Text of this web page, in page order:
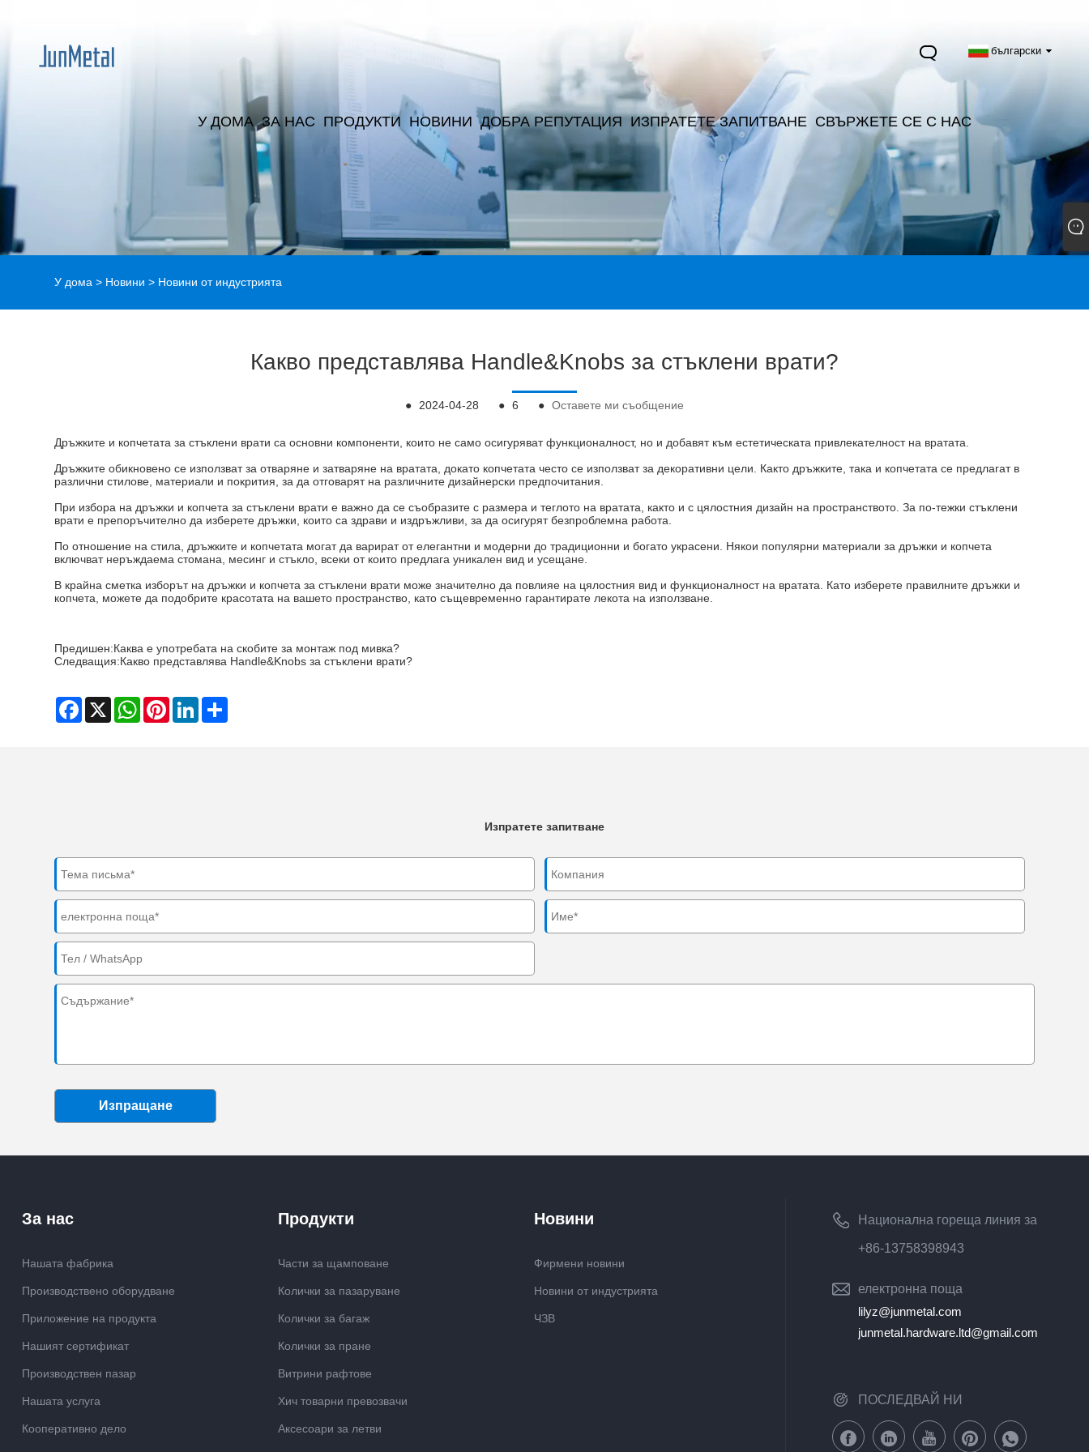
български
У ДОМА ЗА НАС ПРОДУКТИ НОВИНИ ДОБРА РЕПУТАЦИЯ ИЗПРАТЕТЕ ЗАПИТВАНЕ СВЪРЖЕТЕ СЕ С НАС
У дома > Новини > Новини от индустрията
Какво представлява Handle&Knobs за стъклени врати?
● 2024-04-28 ● 6 ● Оставете ми съобщение
Дръжките и копчетата за стъклени врати са основни компоненти, които не само осигуряват функционалност, но и добавят към естетическата привлекателност на вратата.
Дръжките обикновено се използват за отваряне и затваряне на вратата, докато копчетата често се използват за декоративни цели. Както дръжките, така и копчетата се предлагат в
различни стилове, материали и покрития, за да отговарят на различните дизайнерски предпочитания.
При избора на дръжки и копчета за стъклени врати е важно да се съобразите с размера и теглото на вратата, както и с цялостния дизайн на пространството. За по-тежки стъклени
врати е препоръчително да изберете дръжки, които са здрави и издръжливи, за да осигурят безпроблемна работа.
По отношение на стила, дръжките и копчетата могат да варират от елегантни и модерни до традиционни и богато украсени. Някои популярни материали за дръжки и копчета
включват неръждаема стомана, месинг и стъкло, всеки от които предлага уникален вид и усещане.
В крайна сметка изборът на дръжки и копчета за стъклени врати може значително да повлияе на цялостния вид и функционалност на вратата. Като изберете правилните дръжки и
копчета, можете да подобрите красотата на вашето пространство, като същевременно гарантирате лекота на използване.
Предишен:Каква е употребата на скобите за монтаж под мивка?
Следващия:Какво представлява Handle&Knobs за стъклени врати?
Facebook
X WhatsAppPinterestLinkedIn
Изпратете запитване
Изпращане
Национална гореща линия за
обслужване на клиенти
+86-13758398943
електронна поща
lilyz@junmetal.com
junmetal.hardware.ltd@gmail.com
ПОСЛЕДВАЙ НИ
За нас
Нашата фабрика
Производствено оборудване
Приложение на продукта
Нашият сертификат
Производствен пазар
Нашата услуга
Кооперативно дело
Продукти
Части за щамповане
Колички за пазаруване
Колички за багаж
Колички за пране
Витрини рафтове
Хич товарни превозвачи
Аксесоари за летви
Новини
Фирмени новини
Новини от индустрията
ЧЗВ